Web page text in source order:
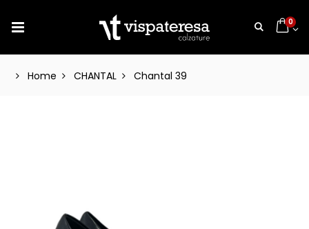
0
Home CHANTAL Chantal 39